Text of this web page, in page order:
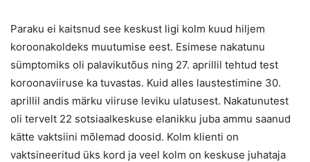
Paraku ei kaitsnud see keskust ligi kolm kuud hiljem
koroonakoldeks muutumise eest. Esimese nakatunu
sümptomiks oli palavikutõus ning 27. aprillil tehtud test
koroonaviiruse ka tuvastas. Kuid alles laustestimine 30.
aprillil andis märku viiruse leviku ulatusest. Nakatunutest
oli tervelt 22 sotsiaalkeskuse elanikku juba ammu saanud
kätte vaktsiini mõlemad doosid. Kolm klienti on
vaktsineeritud üks kord ja veel kolm on keskuse juhataja